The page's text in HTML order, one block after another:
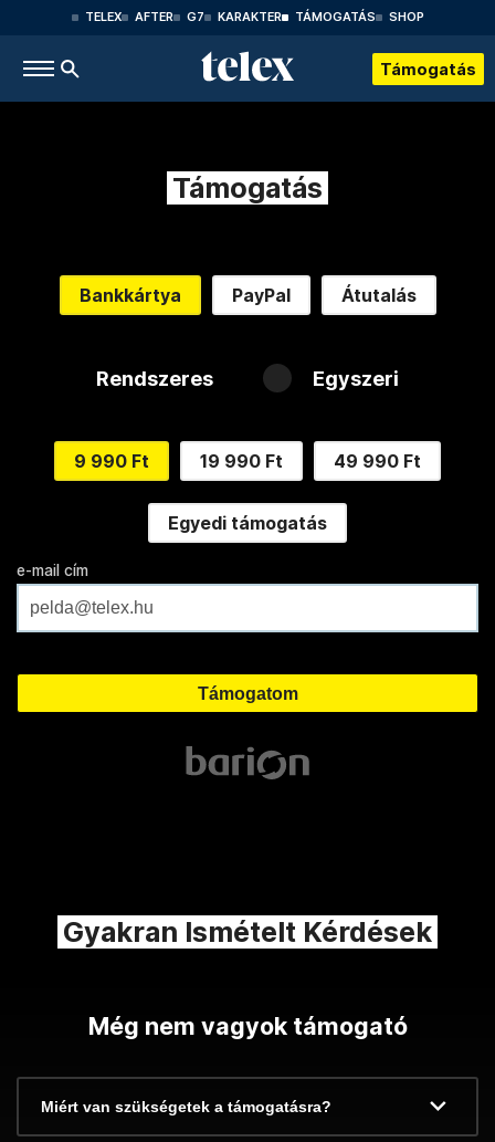
TELEX AFTER G7 KARAKTER TÁMOGATÁS SHOP
Támogatás
Támogatás
Bankkártya PayPal Átutalás
Rendszeres Egyszeri
9 990 Ft 19 990 Ft 49 990 Ft
Egyedi támogatás
e-mail cím
Gyakran Ismételt Kérdések
Még nem vagyok támogató
Miért van szükségetek a támogatásra?